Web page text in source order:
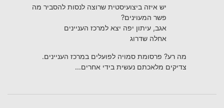
יש איזה ביצועיסטית שרוצה לנסות להסביר מה
פשר המעוינים?
אגב, עיתון יפה יצא למרכז העניינים
אחלה שדרוג
מה רע? פרסומת סמויה לפועלים במרכז העניינים.
צדיקים מלאכתם נעשית בידי אחרים…